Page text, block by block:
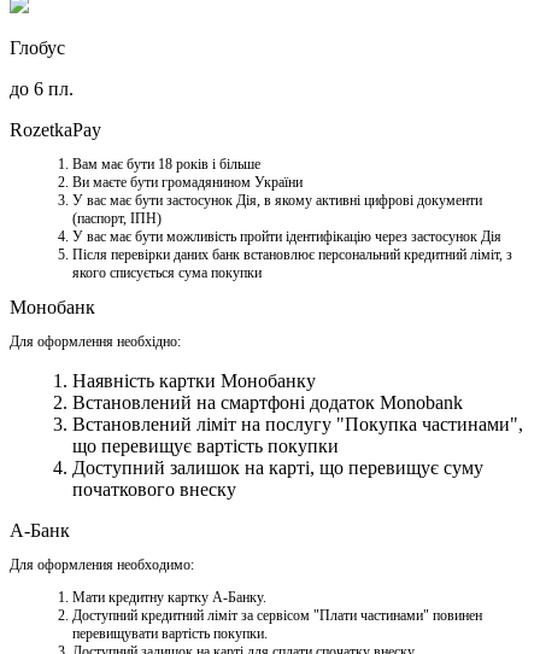
Глобус
до 6 пл.
RozetkaPay
Вам має бути 18 років і більше
Ви маєте бути громадянином України
У вас має бути застосунок Дія, в якому активні цифрові документи
(паспорт, ІПН)
У вас має бути можливість пройти ідентифікацію через застосунок Дія
Після перевірки даних банк встановлює персональний кредитний ліміт, з
якого списується сума покупки
Монобанк
Для оформлення необхідно:
Наявність картки Монобанку
Встановлений на смартфоні додаток Monobank
Встановлений ліміт на послугу "Покупка частинами",
що перевищує вартість покупки
Доступний залишок на карті, що перевищує суму
початкового внеску
А-Банк
Для оформления необходимо:
Мати кредитну картку A-Банку.
Доступний кредитний ліміт за сервісом "Плати частинами" повинен
перевищувати вартість покупки.